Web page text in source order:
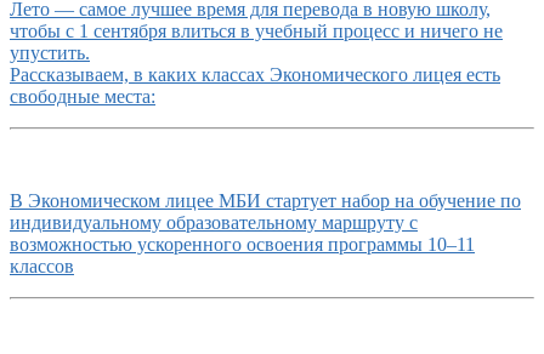
Лето — самое лучшее время для перевода в новую школу,
чтобы с 1 сентября влиться в учебный процесс и ничего не
упустить.
Рассказываем, в каких классах Экономического лицея есть
свободные места:
В Экономическом лицее МБИ стартует набор на обучение по
индивидуальному образовательному маршруту с
возможностью ускоренного освоения программы 10–11
классов